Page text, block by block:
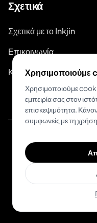
Σχετικά
Σχετικά με το Inkjin
Επικοινωνία
Κιτ Επωνυμίας
©
Πολιτική
Χρησιμοποιούμε
Χρησιμοποιούμε
εμπειρία σας στον
επισκεψιμότητα.
συμφωνείς με τη